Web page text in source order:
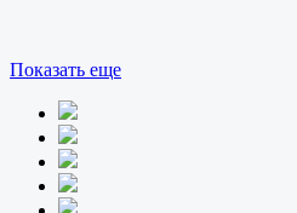
Показать еще